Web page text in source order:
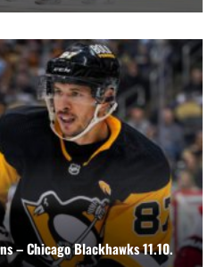
– Chicago Blackhawks 11.10.